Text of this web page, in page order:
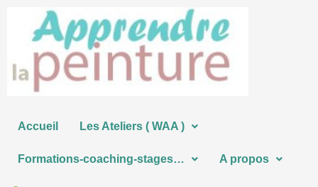
contenu
Accueil Les Ateliers ( WAA )
Formations-coaching-stages… A propos